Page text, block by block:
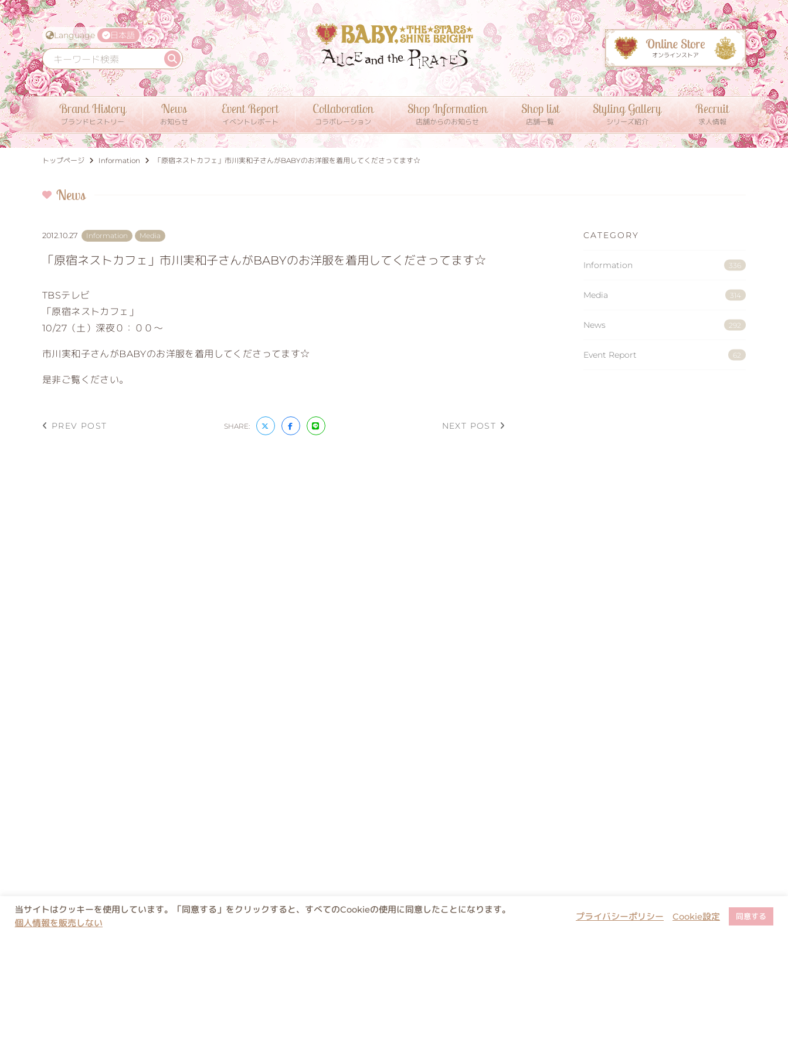
Language 日本語
Brand History
ブランドヒストリー
News
お知らせ
Event Report
イベントレポート
Collaboration
コラボレーション
Shop Information
店舗からのお知らせ
Shop list
店舗一覧
Styling Gallery
シリーズ紹介
Recruit
求人情報
トップページ Information 「原宿ネストカフェ」市川実和子さんがBABYのお洋服を着用してくださってます☆
News
2012.10.27 Information Media
「原宿ネストカフェ」市川実和子さんがBABYのお洋服を着用してくださってます☆
TBSテレビ
「原宿ネストカフェ」
10/27（土）深夜０：００～
市川実和子さんがBABYのお洋服を着用してくださってます☆
是非ご覧ください。
PREV POST SHARE: NEXT POST
CATEGORY
Information 336
Media 314
News 292
Event Report 62
当サイトはクッキーを使用しています。「同意する」をクリックすると、すべてのCookieの使用に同意したことになります。
個人情報を販売しない
プライバシーポリシー Cookie設定 同意する